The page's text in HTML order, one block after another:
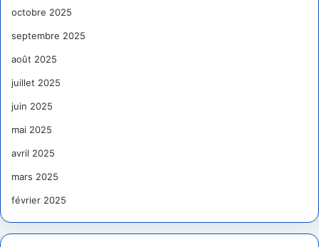
octobre 2025
septembre 2025
août 2025
juillet 2025
juin 2025
mai 2025
avril 2025
mars 2025
février 2025